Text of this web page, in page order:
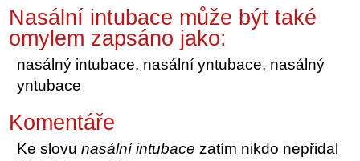
Nasální intubace může být také
omylem zapsáno jako:
nasálný intubace, nasální yntubace, nasálný
yntubace
Komentáře
Ke slovunasální intubace zatím nikdo nepřidal